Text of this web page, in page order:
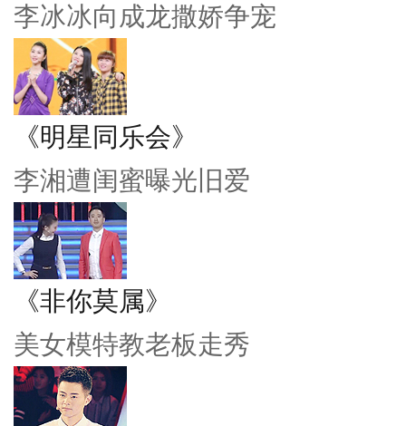
李冰冰向成龙撒娇争宠
《明星同乐会》
李湘遭闺蜜曝光旧爱
《非你莫属》
美女模特教老板走秀